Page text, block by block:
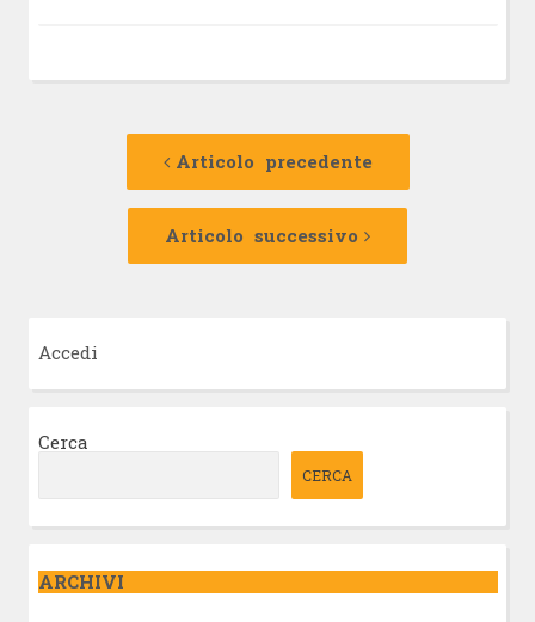
Navigazione
Articolo precedente
Articolo
Articolo successivo
Articolo
Accedi
Cerca
CERCA
ARCHIVI